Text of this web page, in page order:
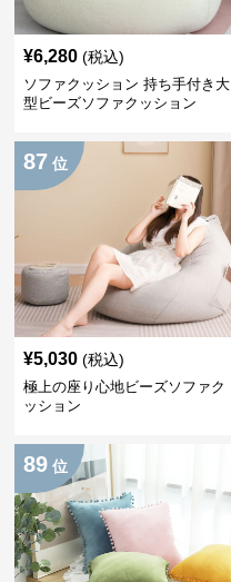
¥6,280 (税込)
ソファクッション 持ち手付き大
型ビーズソファクッション
87 位
¥5,030 (税込)
極上の座り心地ビーズソファク
ッション
89 位